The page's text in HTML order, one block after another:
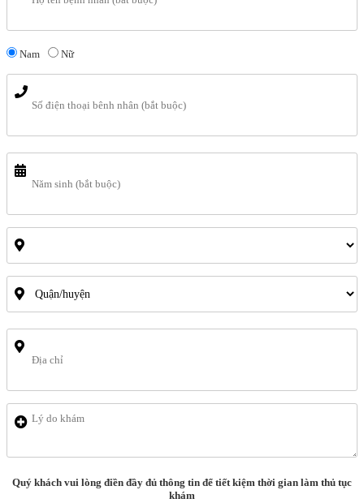
Nam Nữ
Quý khách vui lòng điền đầy đủ thông tin để tiết kiệm thời gian làm thủ tục
khám